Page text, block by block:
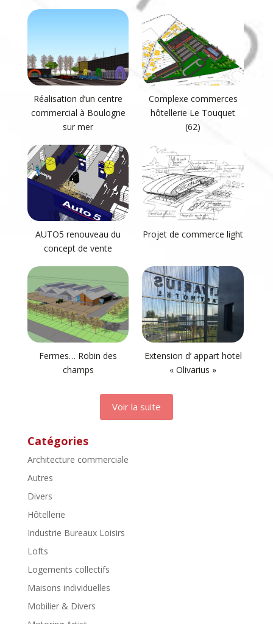
Réalisation d’un centre
commercial à Boulogne
sur mer
Complexe commerces
hôtellerie Le Touquet
(62)
AUTO5 renouveau du
concept de vente
Projet de commerce light
Fermes… Robin des
champs
Extension d’ appart hotel
« Olivarius »
Voir la suite
Catégories
Architecture commerciale
Autres
Divers
Hôtellerie
Industrie Bureaux Loisirs
Lofts
Logements collectifs
Maisons individuelles
Mobilier & Divers